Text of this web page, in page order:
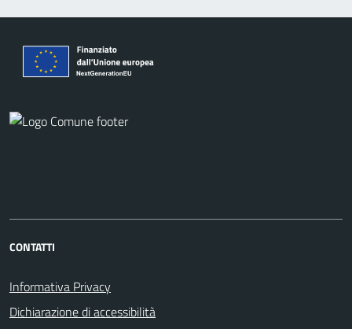
CONTATTI
Informativa Privacy
Dichiarazione di accessibilità